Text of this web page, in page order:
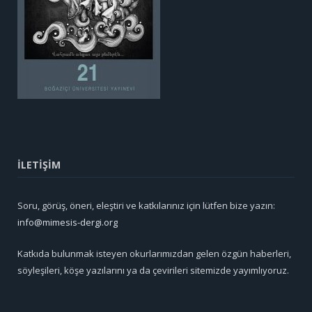
İLETİŞİM
Soru, görüş, öneri, eleştiri ve katkılarınız için lütfen bize yazın:
info@mimesis-dergi.org
Katkıda bulunmak isteyen okurlarımızdan gelen özgün haberleri,
söyleşileri, köşe yazılarını ya da çevirileri sitemizde yayımlıyoruz.